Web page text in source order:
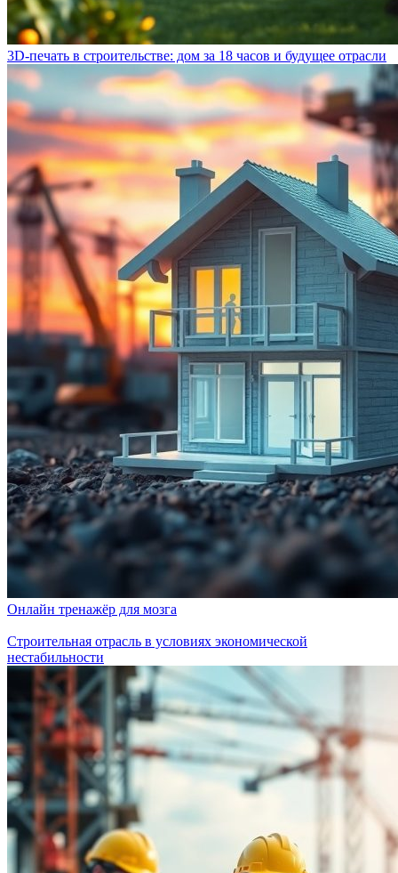
3D-печать в строительстве: дом за 18 часов и будущее отрасли
Онлайн тренажёр для мозга
Строительная отрасль в условиях экономической
нестабильности